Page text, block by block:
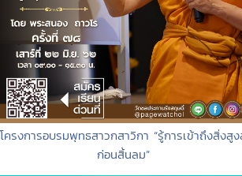
ครงการอบรมพุทธสาวกสาวิกา “รู้การเข้าถึงสิ่งสู
ก่อนสิ้นลม”